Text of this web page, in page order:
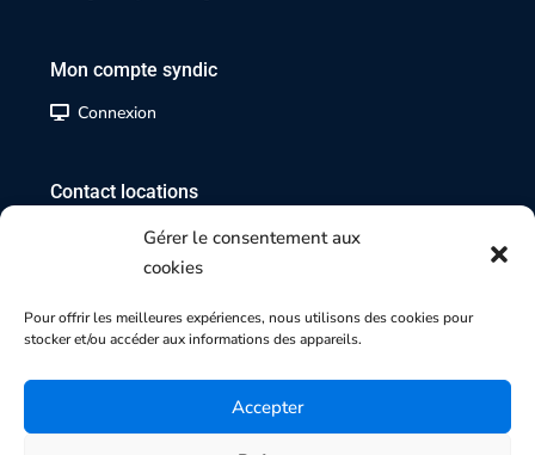
Gérer le consentement aux
cookies
Pour offrir les meilleures expériences, nous utilisons des cookies pour
stocker et/ou accéder aux informations des appareils.
Accepter
Mon compte syndic
Connexion
Contact locations
02 35 07 17 17
Contact transactions